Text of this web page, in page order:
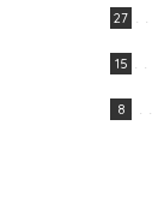
27
15
8